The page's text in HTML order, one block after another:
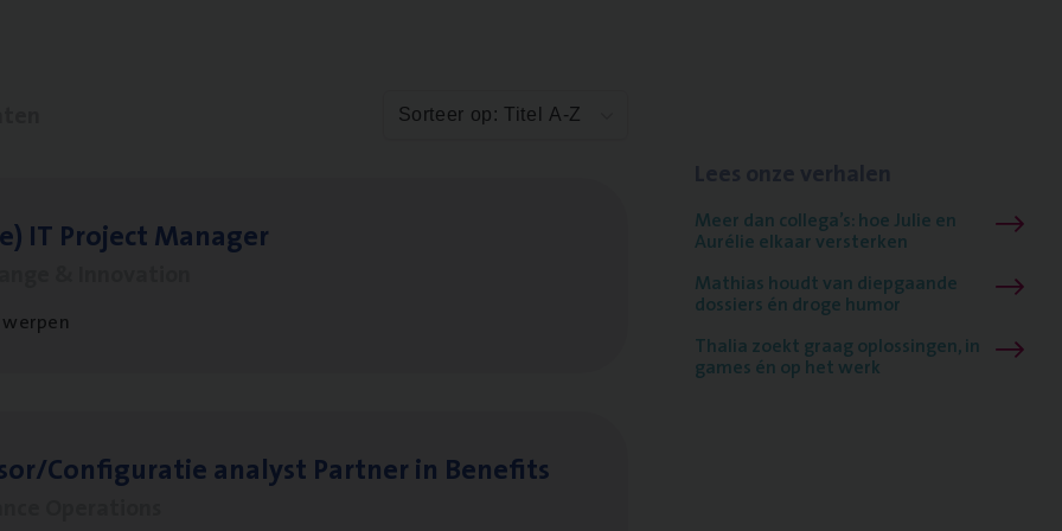
Sorteer op: Titel A-Z
IT Pro­ject Manager
​Configuratie ana­lyst Part­ner in Benefits
Meer dan collega’s: hoe Julie en
Aurélie elkaar versterken
Mathias houdt van diepgaande
dossiers én droge humor
Thalia zoekt graag oplossingen, in
games én op het werk